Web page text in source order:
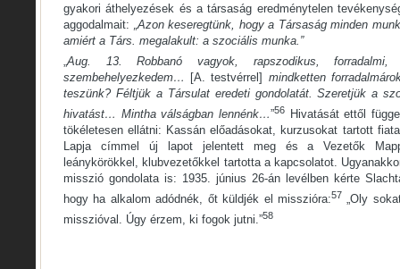
gyakori áthelyezések és a társaság eredménytelen
aggodalmait:
„Azon keseregtünk, hogy a Társaság minden
amiért a Társ. megalakult: a szociális munka.”
Aug. 13. Robbanó vagyok, rapszodikus, forradalmi,
szembehelyezkedem… [A. testvérrel] mindketten
teszünk? Féltjük a Társulat eredeti gondolatát. Szeretjük a
hivatást… Mintha válságban lennénk…”56
Hivatását ettől
tökéletesen ellátni: Kassán előadásokat, kurzusokat tartott
Lapja címmel új lapot jelentett meg és a Vezetők
leánykörökkel, klubvezetőkkel tartotta a kapcsolatot.
misszió gondolata is: 1935. június 26-án levélben kérte
hogy ha alkalom adódnék, őt küldjék el misszióra:57 „Oly
misszióval. Úgy érzem, ki fogok jutni.”58